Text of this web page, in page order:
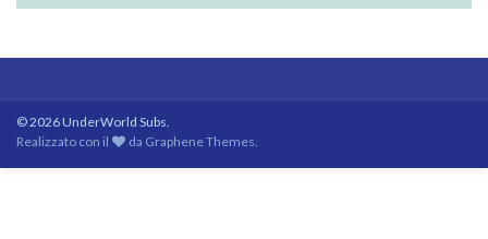
© 2026 UnderWorld Subs.
Realizzato con il
da Graphene Themes.